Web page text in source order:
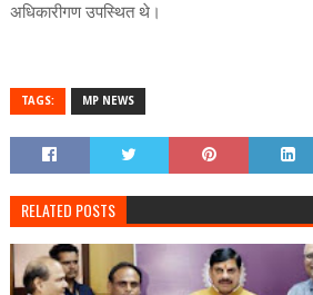
अधिकारीगण उपस्थित थे।
TAGS: MP NEWS
RELATED POSTS